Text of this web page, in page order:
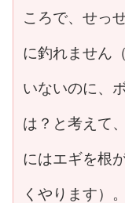
ころで、せっ
に釣れません
いないのに、
は？と考えて
にはエギを根
くやります）